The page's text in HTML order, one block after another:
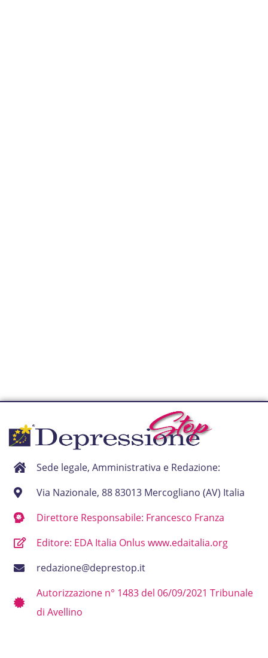
Sede legale, Amministrativa e Redazione:
Via Nazionale, 88 83013 Mercogliano (AV) Italia
Direttore Responsabile: Francesco Franza
Editore: EDA Italia Onlus www.edaitalia.org
redazione@deprestop.it
Autorizzazione n° 1483 del 06/09/2021 Tribunale
di Avellino